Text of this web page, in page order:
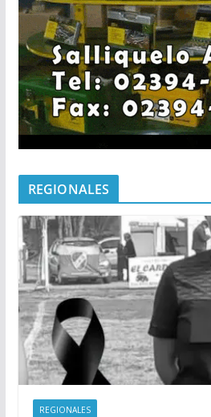
REGIONALES
REGIONALES